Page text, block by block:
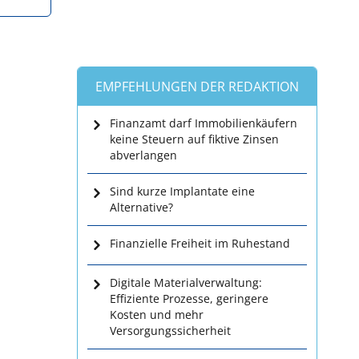
EMPFEHLUNGEN DER REDAKTION
Finanzamt darf Immobilienkäufern
keine Steuern auf fiktive Zinsen
abverlangen
Sind kurze Implantate eine
Alternative?
Finanzielle Freiheit im Ruhestand
Digitale Materialverwaltung:
Effiziente Prozesse, geringere
Kosten und mehr
Versorgungssicherheit